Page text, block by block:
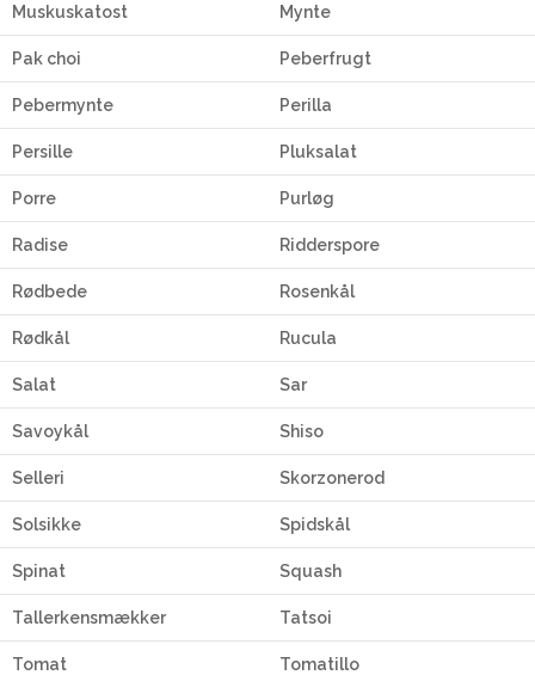
Muskuskatost Mynte
Pak choi Peberfrugt
Pebermynte Perilla
Persille Pluksalat
Porre Purløg
Radise Ridderspore
Rødbede Rosenkål
Rødkål Rucula
Salat Sar
Savoykål Shiso
Selleri Skorzonerod
Solsikke Spidskål
Spinat Squash
Tallerkensmækker Tatsoi
Tomat Tomatillo